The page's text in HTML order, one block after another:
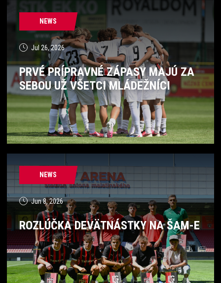
NEWS
Jul 26, 2026
PRVÉ PRÍPRAVNÉ ZÁPASY MAJÚ ZA
SEBOU UŽ VŠETCI MLÁDEŽNÍCI
NEWS
Jun 8, 2026
ROZLÚČKA DEVÄTNÁSTKY NA ŠAM-E